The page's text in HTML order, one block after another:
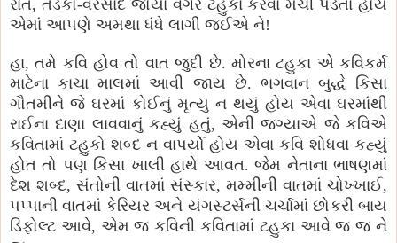
રાત, તડકો-વરસાદ જોયા વગર ટહુકા કરવા મચી પડતા હોય
એમાં આપણે અમથા ધંધે લાગી જઈએ ને!
હા, તમે કવિ હોવ તો વાત જુદી છે. મોરના ટહુકા એ કવિકર્મ
માટેના કાચા માલમાં આવી જાય છે. ભગવાન બુદ્ધે કિસા
ગૌતમીને જે ઘરમાં કોઈનું મૃત્યુ ન થયું હોય એવા ઘરમાંથી
રાઈના દાણા લાવવાનું કહ્યું હતું, એની જગ્યાએ જે કવિએ
કવિતામાં ટહુકો શબ્દ ન વાપર્યો હોય એવા કવિ શોધવા કહ્યું
હોત તો પણ કિસા ખાલી હાથે આવત. જેમ નેતાના ભાષણમાં
દેશ શબ્દ, સંતોની વાતમાં સંસ્કાર, મમ્મીની વાતમાં ચોખ્ખાઈ,
પપ્પાની વાતમાં કેરિયર અને યંગસ્ટર્સની ચર્ચામાં છોકરી બાય
ડિફોલ્ટ આવે, એમ જ કવિની કવિતામાં ટહુકા આવે જ જ ને